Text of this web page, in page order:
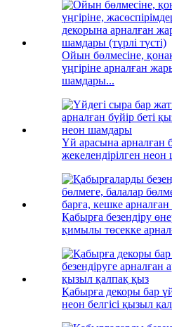
Ойын бөлмесіне,
үңгіріне арналған
шамдары...
Үй арасына арналған
жекелендірілген
Қабырға безендіру
қимылы төсекке
Қабырға декоры бар
неон белгісі қызыл